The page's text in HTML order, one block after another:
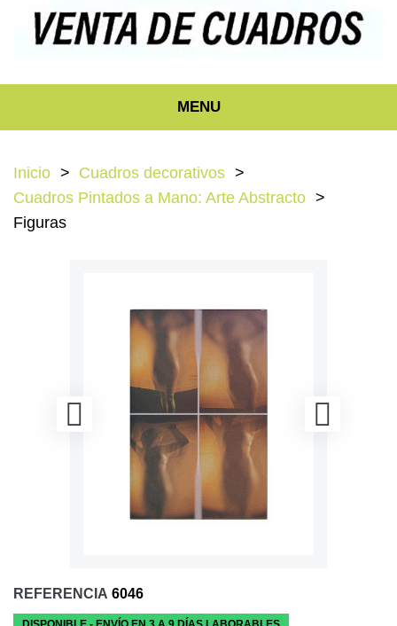
MENU
Inicio
Cuadros decorativos
Cuadros Pintados a Mano: Arte Abstracto
Figuras
REFERENCIA 6046